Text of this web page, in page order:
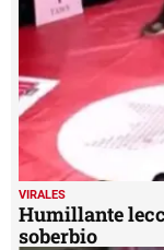
VIRALES
Humillante
soberbio